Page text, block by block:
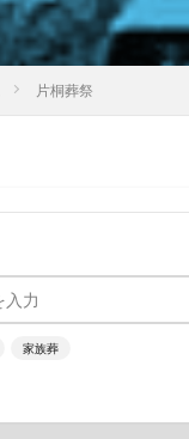
片桐葬祭
家族葬